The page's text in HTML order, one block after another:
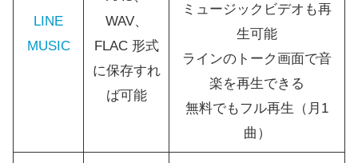
LINE
MUSIC
WAV、
FLAC 形式
に保存すれ
ば可能
ミュージックビデオも再
生可能
ラインのトーク画面で音
楽を再生できる
無料でもフル再生（月1
曲）